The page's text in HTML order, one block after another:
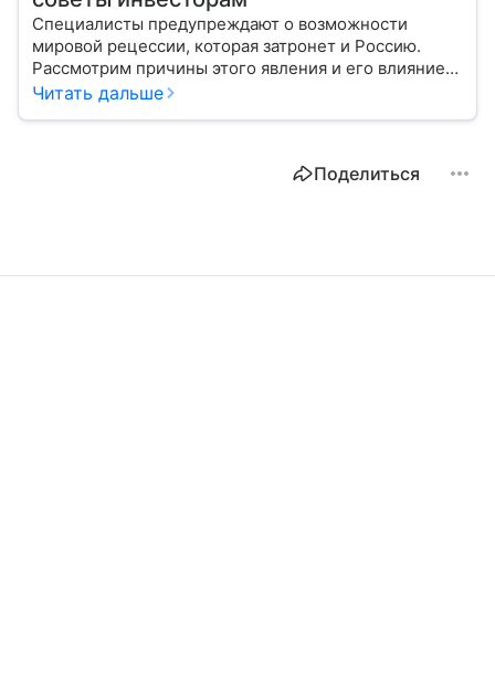
Специалисты предупреждают о возможности
мировой рецессии, которая затронет и Россию.
Рассмотрим причины этого явления и его влияние
на жизнь людей.
Читать дальше
Поделиться